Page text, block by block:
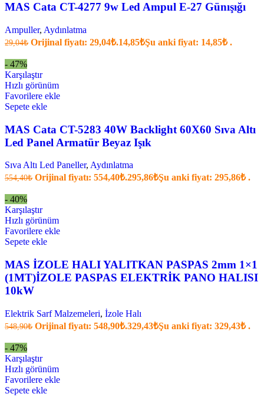
MAS Cata CT-4277 9w Led Ampul E-27 Günışığı
Ampuller, Aydınlatma
29,04₺ Orijinal fiyatı: 29,04₺.14,85₺Şu anki fiyat: 14,85₺ .
- 47%
Karşılaştır
Hızlı görünüm
Favorilere ekle
Sepete ekle
MAS Cata CT-5283 40W Backlight 60X60 Sıva Altı
Led Panel Armatür Beyaz Işık
Sıva Altı Led Paneller, Aydınlatma
554,40₺ Orijinal fiyatı: 554,40₺.295,86₺Şu anki fiyat: 295,86₺ .
- 40%
Karşılaştır
Hızlı görünüm
Favorilere ekle
Sepete ekle
MAS İZOLE HALI YALITKAN PASPAS 2mm 1×1
(1MT)İZOLE PASPAS ELEKTRİK PANO HALISI
10kW
Elektrik Sarf Malzemeleri, İzole Halı
548,90₺ Orijinal fiyatı: 548,90₺.329,43₺Şu anki fiyat: 329,43₺ .
- 47%
Karşılaştır
Hızlı görünüm
Favorilere ekle
Sepete ekle